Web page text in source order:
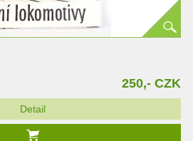
250,- CZK
Detail